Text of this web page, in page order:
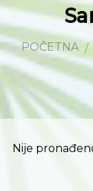
POČETNA /
Nije